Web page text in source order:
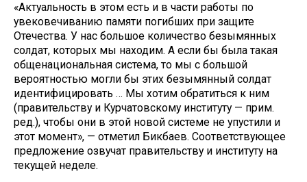
«Актуальность в этом есть и в части работы по
увековечиванию памяти погибших при защите
Отечества. У нас большое количество безымянных
солдат, которых мы находим. А если бы была такая
общенациональная система, то мы с большой
вероятностью могли бы этих безымянный солдат
идентифицировать … Мы хотим обратиться к ним
(правительству и Курчатовскому институту — прим.
ред.), чтобы они в этой новой системе не упустили и
этот момент», — отметил Бикбаев. Соответствующее
предложение озвучат правительству и институту на
текущей неделе.